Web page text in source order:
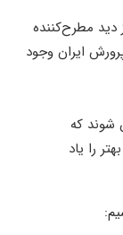
مطرح‌کننده
ایران وجود
شوند که
را یاد